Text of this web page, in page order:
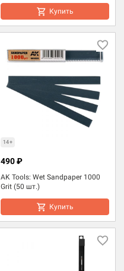
Купить
14+
AK Tools: Wet Sandpaper 1000
Grit (50 шт.)
490 ₽
Купить